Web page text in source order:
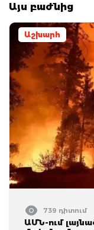
Այս բաժնից
Աշխարհ
739 դիտում
ԱՄՆ-ում